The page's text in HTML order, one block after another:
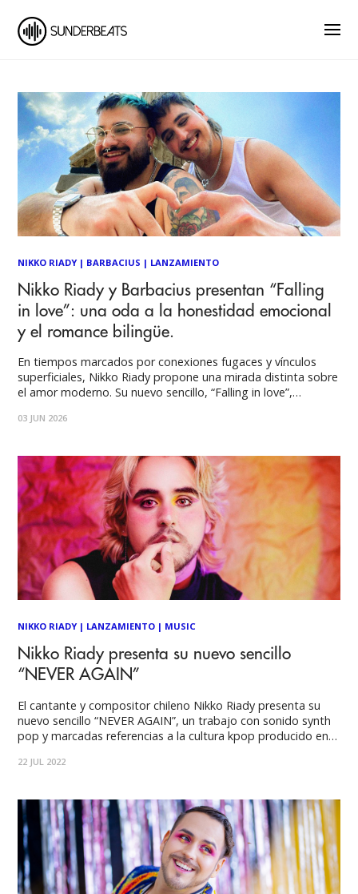
NIKKO RIADY| BARBACIUS | LANZAMIENTO
Nikko Riady y Barbacius presentan “Falling
in love”: una oda a la honestidad emocional
y el romance bilingüe.
En tiempos marcados por conexiones fugaces y vínculos
superficiales, Nikko Riady propone una mirada distinta sobre
el amor moderno. Su nuevo sencillo, “Falling in love”,
declaración de honestidad emocional, vulnerabilidad y
de R&
03 JUN 2026
NIKKO RIADY| LANZAMIENTO | MUSIC
Nikko Riady presenta su nuevo sencillo
“NEVER AGAIN”
El cantante y compositor chileno Nikko Riady presenta su
nuevo sencillo “NEVER AGAIN”, un trabajo con sonido synth
pop y marcadas referencias a la cultura kpop producido en
High Tension. Con una letra que alterna el inglés y el
22 JUL 2022